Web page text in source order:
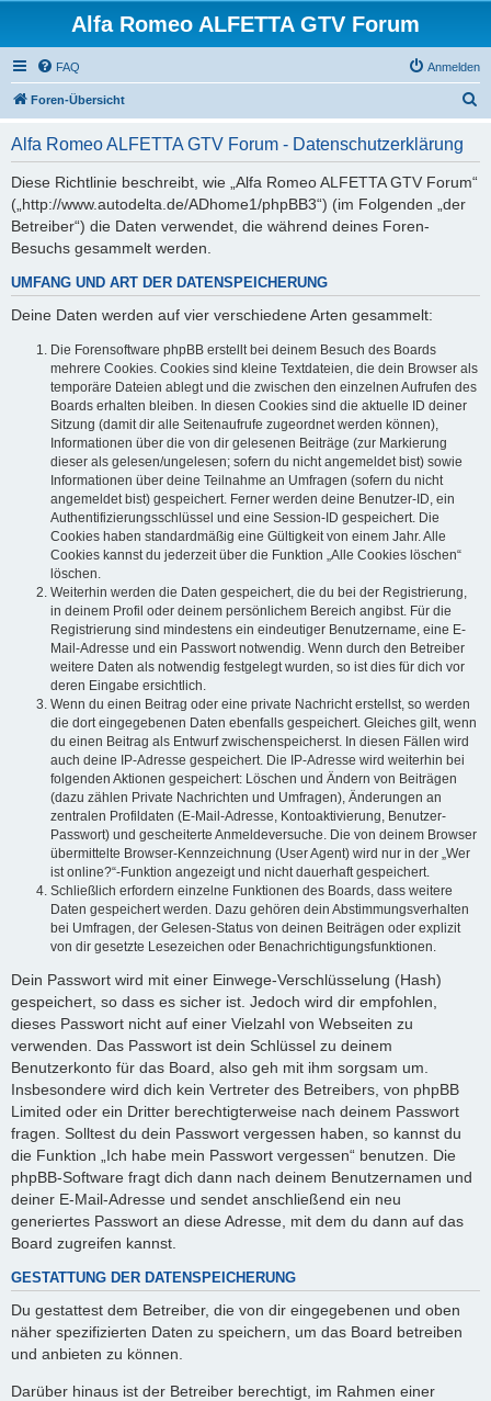
Alfa Romeo ALFETTA GTV Forum
FAQ Anmelden
Foren-Übersicht
Alfa Romeo ALFETTA GTV Forum - Datenschutzerklärung
Diese Richtlinie beschreibt, wie „Alfa Romeo ALFETTA GTV Forum“
(„http://www.autodelta.de/ADhome1/phpBB3“) (im Folgenden „der
Betreiber“) die Daten verwendet, die während deines Foren-
Besuchs gesammelt werden.
UMFANG UND ART DER DATENSPEICHERUNG
Deine Daten werden auf vier verschiedene Arten gesammelt:
Die Forensoftware phpBB erstellt bei deinem Besuch des Boards
mehrere Cookies. Cookies sind kleine Textdateien, die dein Browser als
temporäre Dateien ablegt und die zwischen den einzelnen Aufrufen des
Boards erhalten bleiben. In diesen Cookies sind die aktuelle ID deiner
Sitzung (damit dir alle Seitenaufrufe zugeordnet werden können),
Informationen über die von dir gelesenen Beiträge (zur Markierung
dieser als gelesen/ungelesen; sofern du nicht angemeldet bist) sowie
Informationen über deine Teilnahme an Umfragen (sofern du nicht
angemeldet bist) gespeichert. Ferner werden deine Benutzer-ID, ein
Authentifizierungsschlüssel und eine Session-ID gespeichert. Die
Cookies haben standardmäßig eine Gültigkeit von einem Jahr. Alle
Cookies kannst du jederzeit über die Funktion „Alle Cookies löschen“
löschen.
Weiterhin werden die Daten gespeichert, die du bei der Registrierung,
in deinem Profil oder deinem persönlichem Bereich angibst. Für die
Registrierung sind mindestens ein eindeutiger Benutzername, eine E-
Mail-Adresse und ein Passwort notwendig. Wenn durch den Betreiber
weitere Daten als notwendig festgelegt wurden, so ist dies für dich vor
deren Eingabe ersichtlich.
Wenn du einen Beitrag oder eine private Nachricht erstellst, so werden
die dort eingegebenen Daten ebenfalls gespeichert. Gleiches gilt, wenn
du einen Beitrag als Entwurf zwischenspeicherst. In diesen Fällen wird
auch deine IP-Adresse gespeichert. Die IP-Adresse wird weiterhin bei
folgenden Aktionen gespeichert: Löschen und Ändern von Beiträgen
(dazu zählen Private Nachrichten und Umfragen), Änderungen an
zentralen Profildaten (E-Mail-Adresse, Kontoaktivierung, Benutzer-
Passwort) und gescheiterte Anmeldeversuche. Die von deinem Browser
übermittelte Browser-Kennzeichnung (User Agent) wird nur in der „Wer
ist online?“-Funktion angezeigt und nicht dauerhaft gespeichert.
Schließlich erfordern einzelne Funktionen des Boards, dass weitere
Daten gespeichert werden. Dazu gehören dein Abstimmungsverhalten
bei Umfragen, der Gelesen-Status von deinen Beiträgen oder explizit
von dir gesetzte Lesezeichen oder Benachrichtigungsfunktionen.
Dein Passwort wird mit einer Einwege-Verschlüsselung (Hash)
gespeichert, so dass es sicher ist. Jedoch wird dir empfohlen,
dieses Passwort nicht auf einer Vielzahl von Webseiten zu
verwenden. Das Passwort ist dein Schlüssel zu deinem
Benutzerkonto für das Board, also geh mit ihm sorgsam um.
Insbesondere wird dich kein Vertreter des Betreibers, von phpBB
Limited oder ein Dritter berechtigterweise nach deinem Passwort
fragen. Solltest du dein Passwort vergessen haben, so kannst du
die Funktion „Ich habe mein Passwort vergessen“ benutzen. Die
phpBB-Software fragt dich dann nach deinem Benutzernamen und
deiner E-Mail-Adresse und sendet anschließend ein neu
generiertes Passwort an diese Adresse, mit dem du dann auf das
Board zugreifen kannst.
GESTATTUNG DER DATENSPEICHERUNG
Du gestattest dem Betreiber, die von dir eingegebenen und oben
näher spezifizierten Daten zu speichern, um das Board betreiben
und anbieten zu können.
Darüber hinaus ist der Betreiber berechtigt, im Rahmen einer